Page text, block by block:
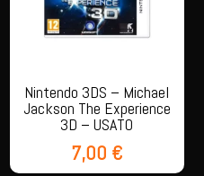
Nintendo 3DS – Michael
Jackson The Experience
3D – USATO
7,00 €